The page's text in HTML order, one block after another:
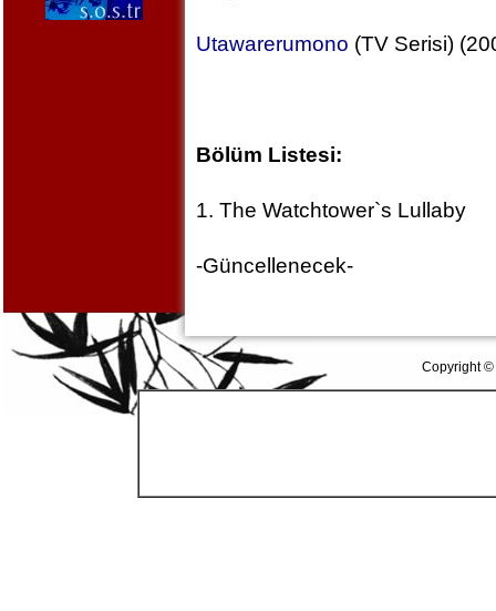
Utawarerumono (TV Serisi)
Bölüm Listesi:
1. The Watchtower`s Lullaby
-Güncellenecek-
Copyright ©